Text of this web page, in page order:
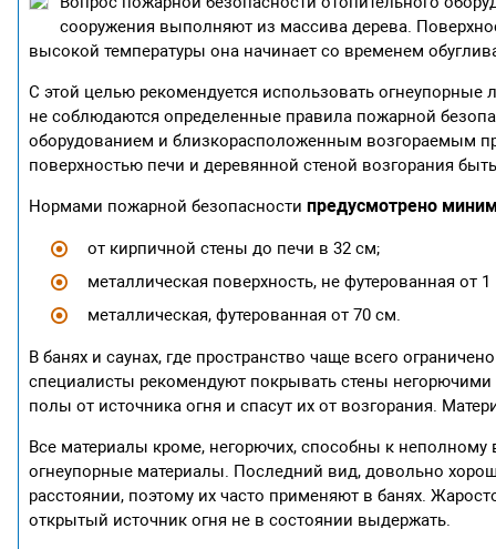
сооружения выполняют из массива дерева.
высокой температуры она начинает со временем
С этой целью рекомендуется использовать
не соблюдаются определенные правила пожарной
оборудованием и близкорасположенным возгораемым
поверхностью печи и деревянной стеной возгорания
Нормами пожарной безопасностипредусмотрено
от кирпичной стены до печи в 32 см;
металлическая поверхность, не футерованная от 1
металлическая, футерованная от 70 см.
В банях и саунах, где пространство чаще всего
специалисты рекомендуют покрывать стены
полы от источника огня и спасут их от возгорания.
Все материалы кроме, негорючих, способны к неполному
огнеупорные материалы. Последний вид, довольно
расстоянии, поэтому их часто применяют в банях.
открытый источник огня не в состоянии выдержать.